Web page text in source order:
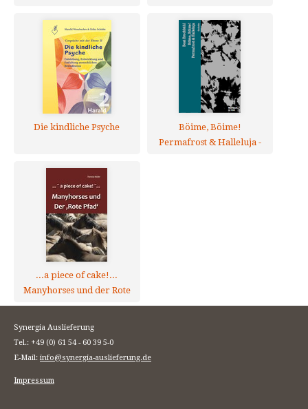
Die kindliche Psyche
Böime, Böime!
Permafrost & Halleluja -
...a piece of cake!...
Manyhorses und der Rote
Pfad
Synergia Auslieferung
Tel.: +49 (0) 61 54 - 60 39 5-0
E-Mail: info@synergia-auslieferung.de
Impressum